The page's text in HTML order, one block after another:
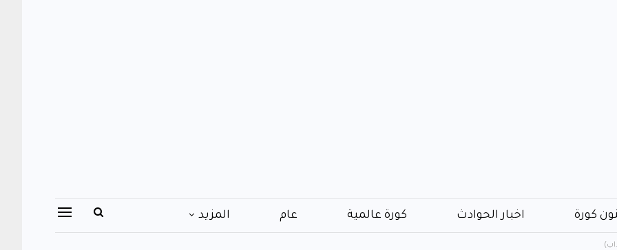
كورة اخبار الحوادث كورة عالمية عام المزيد